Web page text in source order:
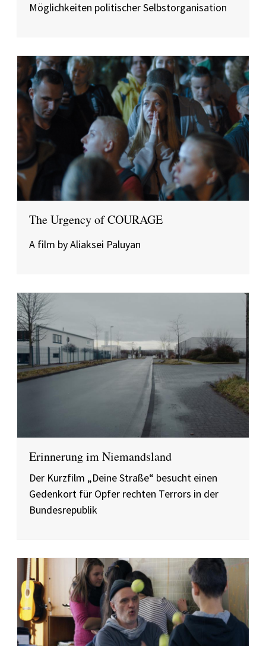
Möglichkeiten politischer Selbstorganisation
The Urgency of COURAGE
A film by Aliaksei Paluyan
Erinnerung im Niemandsland
Der Kurzfilm „Deine Straße“ besucht einen
Gedenkort für Opfer rechten Terrors in der
Bundesrepublik